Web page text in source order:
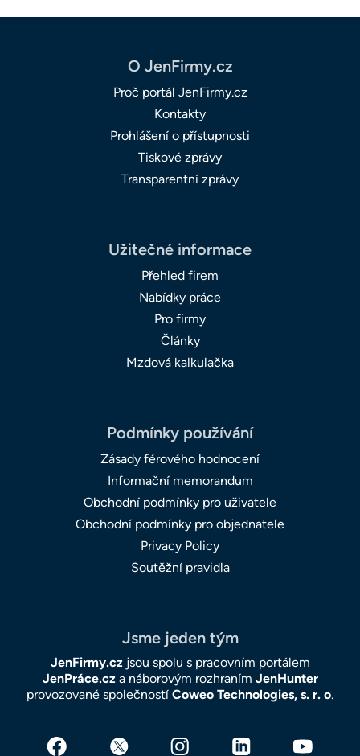
O JenFirmy.cz
Proč portál JenFirmy.cz
Kontakty
Prohlášení o přístupnosti
Tiskové zprávy
Transparentní zprávy
Užitečné informace
Přehled firem
Nabídky práce
Pro firmy
Články
Mzdová kalkulačka
Podmínky používání
Zásady férového hodnocení
Informační memorandum
Obchodní podmínky pro uživatele
Obchodní podmínky pro objednatele
Privacy Policy
Soutěžní pravidla
Jsme jeden tým
JenFirmy.czjsou spolu s pracovním portálem
JenPráce.cza náborovým rozhraním JenHunter
provozované společností Coweo Technologies, s. r. o.